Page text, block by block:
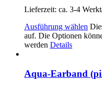
Lieferzeit: ca. 3-4
Ausführung wählen
auf. Die Optionen
werden Details
Aqua-Earband